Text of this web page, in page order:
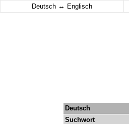
Deutsch ↔ Englisch
Deutsch
Suchwort